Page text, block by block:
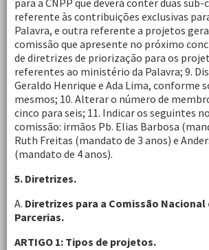
para a CNPP que deverá conter duas
referente às contribuições exclusivas
Palavra, e outra referente a projetos
comissão que apresente no próximo
de diretrizes de priorização para os
referentes ao ministério da Palavra; 9.
Geraldo Henrique e Ada Lima, conforme
mesmos; 10. Alterar o número de
cinco para seis; 11. Indicar os seguintes
comissão: irmãos Pb. Elias Barbosa
Ruth Freitas (mandato de 3 anos) e
(mandato de 4 anos).
5. Diretrizes.
A. Diretrizes para a Comissão
Parcerias.
ARTIGO 1: Tipos de projetos.